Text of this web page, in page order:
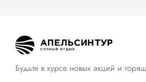
Будьте в курсе новых акций и